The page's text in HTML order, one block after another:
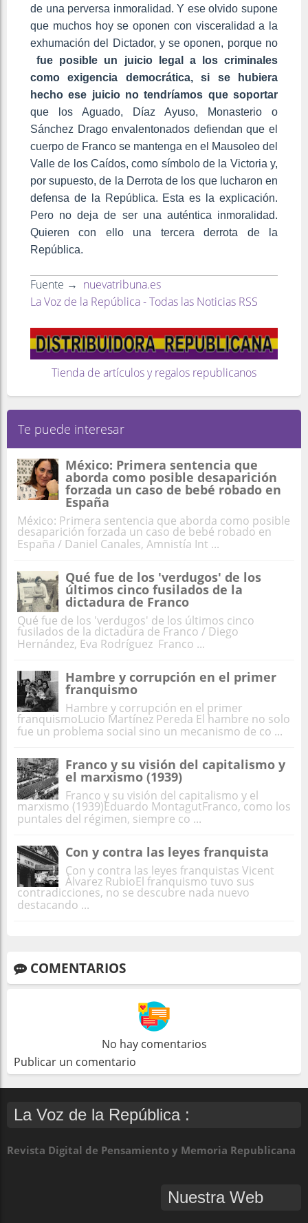
de una perversa inmoralidad. Y ese olvido supone
que muchos hoy se oponen con visceralidad a la
exhumación del Dictador, y se oponen, porque no
fue posible un juicio legal a los criminales
como exigencia democrática,si
se hubiera
hecho ese juicio no tendríamos que soportar
que los Aguado, Díaz Ayuso, Monasterio o
Sánchez Drago envalentonados defiendan que el
cuerpo de Franco se mantenga en el Mausoleo del
Valle de los Caídos, como símbolo de la Victoria y,
por supuesto, de la Derrota de los que lucharon en
defensa de la República. Esta es la explicación.
Pero no deja de ser una auténtica inmoralidad.
Quieren con ello una tercera derrota de la
República.
Fuente → nuevatribuna.es
La Voz de la República - Todas las Noticias RSS
Tienda de artículos y regalos republicanos
Te puede interesar
México: Primera sentencia que
aborda como posible desaparición
forzada un caso de bebé robado en
España
México: Primera sentencia que aborda como posible
desaparición forzada un caso de bebé robado en
España / Daniel Canales, Amnistía Int ...
Qué fue de los 'verdugos' de los
últimos cinco fusilados de la
dictadura de Franco
Qué fue de los 'verdugos' de los últimos cinco
fusilados de la dictadura de Franco / Diego
Hernández, Eva Rodríguez Franco ...
Hambre y corrupción en el primer
franquismo
Hambre y corrupción en el primer
franquismoLucio Martínez Pereda El hambre no solo
fue un problema social sino un mecanismo de co ...
Franco y su visión del capitalismo y
el marxismo (1939)
Franco y su visión del capitalismo y el
marxismo (1939)Eduardo MontagutFranco, como los
puntales del régimen, siempre co ...
Con y contra las leyes franquista
Con y contra las leyes franquistas Vicent
Àlvarez RubioEl franquismo tuvo sus
contradicciones, no se descubre nada nuevo
destacando ...
COMENTARIOS
No hay comentarios
Publicar un comentario
La Voz de la República :
Revista Digital de Pensamiento y Memoria Republicana
Nuestra Web